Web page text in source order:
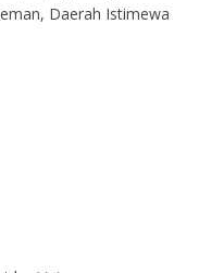
Daerah Istimewa